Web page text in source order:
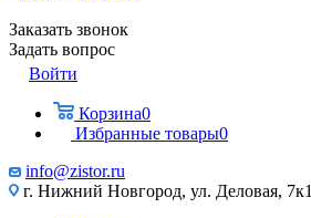
Заказать звонок
Задать вопрос
Войти
Корзина0
Избранные товары0
info@zistor.ru
г. Нижний Новгород, ул. Деловая, 7к1